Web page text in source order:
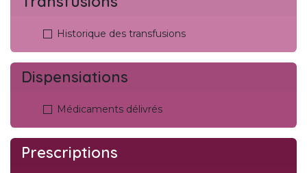
Historique des transfusions
Dispensiations
Médicaments délivrés
Prescriptions